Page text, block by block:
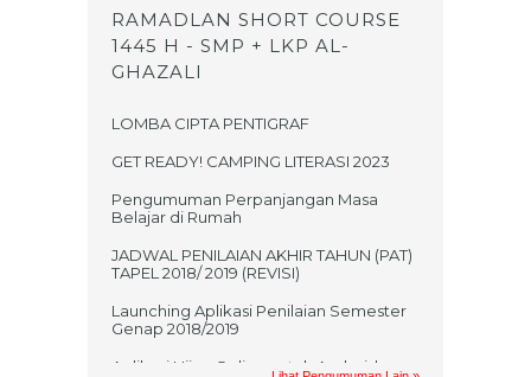
RAMADLAN SHORT COURSE
1445 H - SMP + LKP AL-
GHAZALI
LOMBA CIPTA PENTIGRAF
GET READY! CAMPING LITERASI 2023
Pengumuman Perpanjangan Masa
Belajar di Rumah
JADWAL PENILAIAN AKHIR TAHUN (PAT)
TAPEL 2018/ 2019 (REVISI)
Launching Aplikasi Penilaian Semester
Genap 2018/2019
Aplikasi Ujian Online untuk Android